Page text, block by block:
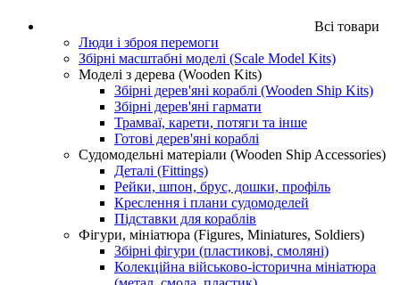
Всі товари
Люди і зброя перемоги
Збірні масштабні моделі (Scale Model Kits)
Моделі з дерева (Wooden Kits)
Збірні дерев'яні кораблі (Wooden Ship Kits)
Збірні дерев'яні гармати
Трамваї, карети, потяги та інше
Готові дерев'яні кораблі
Судомодельні матеріали (Wooden Ship Accessories)
Деталі (Fittings)
Рейки, шпон, брус, дошки, профіль
Креслення і плани судомоделей
Підставки для кораблів
Фігури, мініатюра (Figures, Miniatures, Soldiers)
Збірні фігури (пластикові, смоляні)
Колекційна військово-історична мініатюра